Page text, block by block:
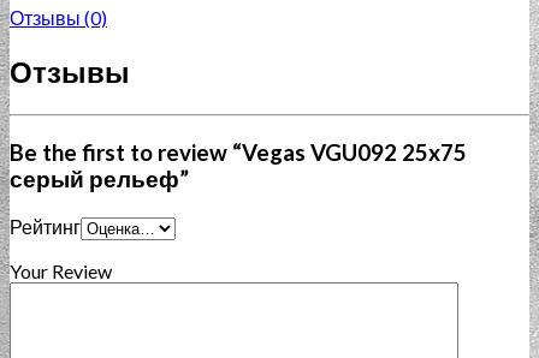
Отзывы (0)
Отзывы
Be the first to review “Vegas VGU092 25x75
серый рельеф”
Рейтинг
Your Review